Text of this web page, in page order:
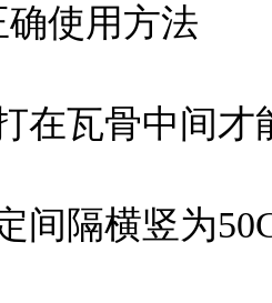
使用方法
在瓦骨中间才
间隔横竖为